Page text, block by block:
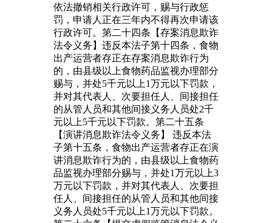
依法撤销相关行政许可，赐与行政惩
罚，申请人正在三年内不得再次申请该
行政许可。第二十四条【存案消息欺诈
法令义务】违反本法子第十四条，食物
出产运营者存正在存案消息欺诈行为
的，由县级以上食物药品监视办理部分
赐与，并处5千元以上1万元以下罚款，
并对其代表人、次要担任人、间接担任
的从管人员和其他间接义务人员处2千
元以上5千元以下罚款。第二十五条
【演讲消息欺诈法令义务】 违反本法
子第十五条，食物出产运营者存正在演
讲消息欺诈行为的，由县级以上食物药
品监视办理部分赐与，并处1万元以上3
万元以下罚款，并对其代表人、次要担
任人、间接担任的从管人员和其他间接
义务人员处5千元以上1万元以下罚款。